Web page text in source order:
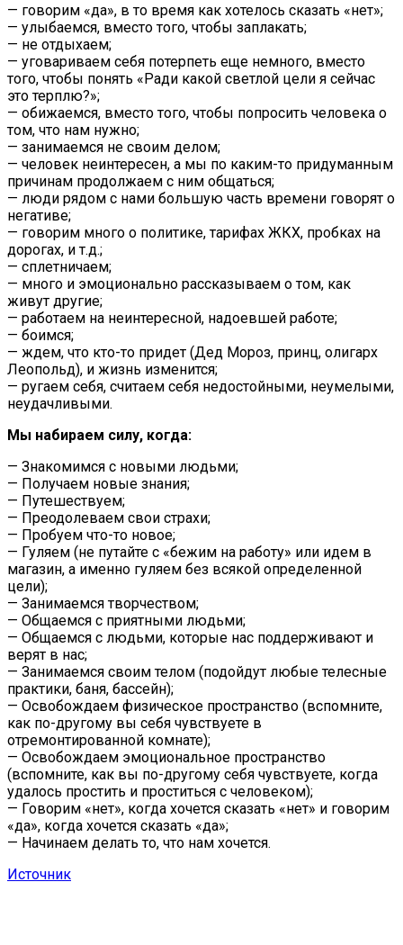
— говорим «да», в то время как хотелось сказать «нет»;
— улыбаемся, вместо того, чтобы заплакать;
— не отдыхаем;
— уговариваем себя потерпеть еще немного, вместо
того, чтобы понять «Ради какой светлой цели я сейчас
это терплю?»;
— обижаемся, вместо того, чтобы попросить человека о
том, что нам нужно;
— занимаемся не своим делом;
— человек неинтересен, а мы по каким-то придуманным
причинам продолжаем с ним общаться;
— люди рядом с нами большую часть времени говорят о
негативе;
— говорим много о политике, тарифах ЖКХ, пробках на
дорогах, и т.д.;
— сплетничаем;
— много и эмоционально рассказываем о том, как
живут другие;
— работаем на неинтересной, надоевшей работе;
— боимся;
— ждем, что кто-то придет (Дед Мороз, принц, олигарх
Леопольд), и жизнь изменится;
— ругаем себя, считаем себя недостойными, неумелыми,
неудачливыми.
Мы набираем силу, когда:
— Знакомимся с новыми людьми;
— Получаем новые знания;
— Путешествуем;
— Преодолеваем свои страхи;
— Пробуем что-то новое;
— Гуляем (не путайте с «бежим на работу» или идем в
магазин, а именно гуляем без всякой определенной
цели);
— Занимаемся творчеством;
— Общаемся с приятными людьми;
— Общаемся с людьми, которые нас поддерживают и
верят в нас;
— Занимаемся своим телом (подойдут любые телесные
практики, баня, бассейн);
— Освобождаем физическое пространство (вспомните,
как по-другому вы себя чувствуете в
отремонтированной комнате);
— Освобождаем эмоциональное пространство
(вспомните, как вы по-другому себя чувствуете, когда
удалось простить и проститься с человеком);
— Говорим «нет», когда хочется сказать «нет» и говорим
«да», когда хочется сказать «да»;
— Начинаем делать то, что нам хочется.
Источник